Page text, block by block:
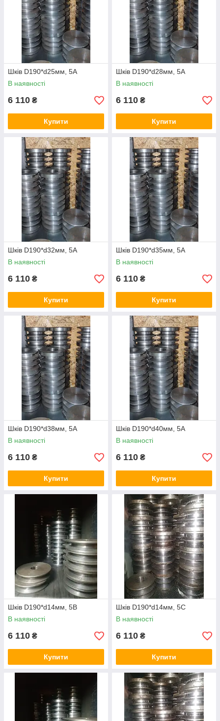
Шків D190*d25мм, 5А
В наявності
6 110 ₴
Купити
Шків D190*d28мм, 5А
В наявності
6 110 ₴
Купити
Шків D190*d32мм, 5А
В наявності
6 110 ₴
Купити
Шків D190*d35мм, 5А
В наявності
6 110 ₴
Купити
Шків D190*d38мм, 5А
В наявності
6 110 ₴
Купити
Шків D190*d40мм, 5А
В наявності
6 110 ₴
Купити
Шків D190*d14мм, 5В
В наявності
6 110 ₴
Купити
Шків D190*d14мм, 5С
В наявності
6 110 ₴
Купити